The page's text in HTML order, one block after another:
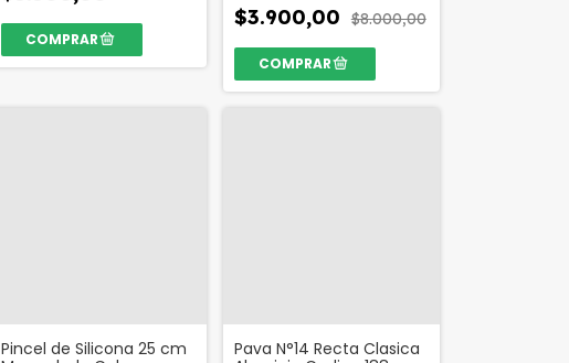
$3.900,00 $8.000,00
Pincel de Silicona 25 cm
Pava N°14 Recta Clasica